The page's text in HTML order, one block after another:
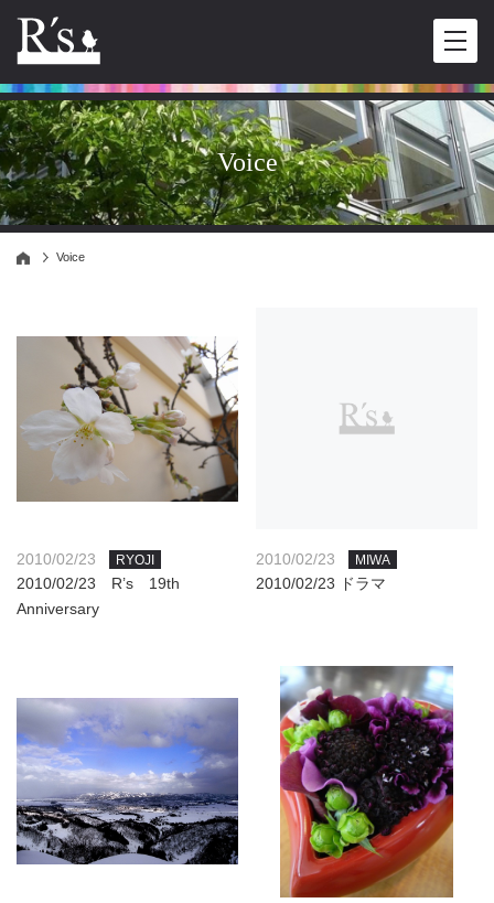
Voice
Voice
2010/02/23 RYOJI
2010/02/23 R’s 19th
Anniversary
2010/02/23 MIWA
2010/02/23 ドラマ